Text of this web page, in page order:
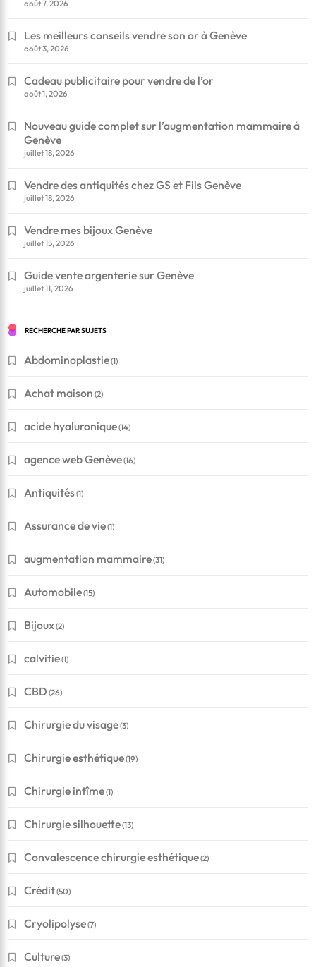
août 7, 2026
Les meilleurs conseils vendre son or à Genève
août 3, 2026
Cadeau publicitaire pour vendre de l’or
août 1, 2026
Nouveau guide complet sur l’augmentation mammaire à
Genève
juillet 18, 2026
Vendre des antiquités chez GS et Fils Genève
juillet 18, 2026
Vendre mes bijoux Genève
juillet 15, 2026
Guide vente argenterie sur Genève
juillet 11, 2026
RECHERCHE PAR SUJETS
Abdominoplastie(1)
Achat maison (2)
acide hyaluronique(14)
agence web Genève(16)
Antiquités(1)
Assurance de vie(1)
augmentation mammaire(31)
Automobile(15)
Bijoux(2)
calvitie(1)
CBD (26)
Chirurgie du visage(3)
Chirurgie esthétique(19)
Chirurgie intîme(1)
Chirurgie silhouette(13)
Convalescence chirurgie esthétique(2)
Crédit(50)
Cryolipolyse(7)
Culture(3)